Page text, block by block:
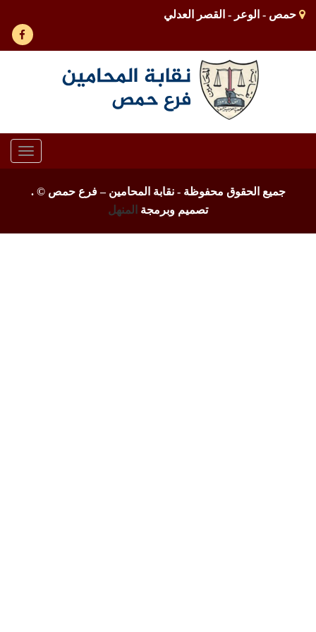
حمص - الوعر - القصر العدلي
جميع الحقوق محفوظة - نقابة المحامين – فرع حمص ©.
تصميم وبرمجة
المنهل